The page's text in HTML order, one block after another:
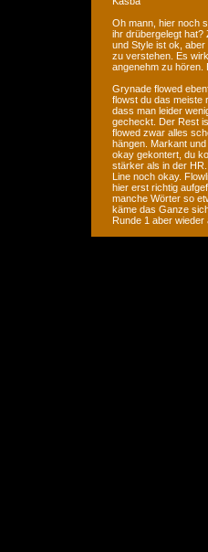
Oh mann, hier noch
ihr drübergelegt hat?
und Style ist ok,
zu verstehen. Es
angenehm zu hören.
Grynade flowed
flowst du das meiste
dass man leider
gecheckt. Der Rest
flowed zwar alles
hängen. Markant
okay gekontert, du
stärker als in der
Line noch okay.
hier erst richtig
manche Wörter so
käme das Ganze
Runde 1 aber